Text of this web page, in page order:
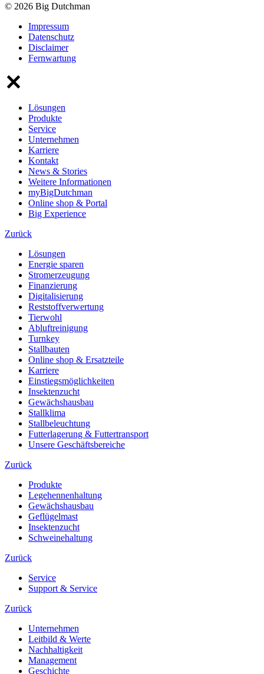
© 2026 Big Dutchman
Impressum
Datenschutz
Disclaimer
Fernwartung
Lösungen
Produkte
Service
Unternehmen
Karriere
Kontakt
News & Stories
Weitere Informationen
myBigDutchman
Online shop & Portal
Big Experience
Zurück
Lösungen
Energie sparen
Stromerzeugung
Finanzierung
Digitalisierung
Reststoffverwertung
Tierwohl
Abluftreinigung
Turnkey
Stallbauten
Online shop & Ersatzteile
Karriere
Einstiegsmöglichkeiten
Insektenzucht
Gewächshausbau
Stallklima
Stallbeleuchtung
Futterlagerung & Futtertransport
Unsere Geschäftsbereiche
Zurück
Produkte
Legehennenhaltung
Gewächshausbau
Geflügelmast
Insektenzucht
Schweinehaltung
Zurück
Service
Support & Service
Zurück
Unternehmen
Leitbild & Werte
Nachhaltigkeit
Management
Geschichte